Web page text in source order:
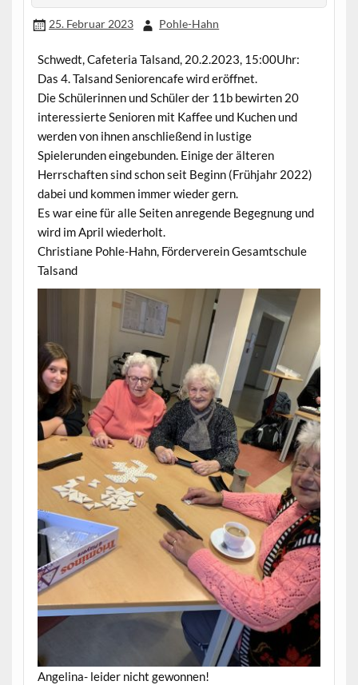
25. Februar 2023 Pohle-Hahn
Schwedt, Cafeteria Talsand, 20.2.2023, 15:00Uhr:
Das 4. Talsand Seniorencafe wird eröffnet.
Die Schülerinnen und Schüler der 11b bewirten 20
interessierte Senioren mit Kaffee und Kuchen und
werden von ihnen anschließend in lustige
Spielerunden eingebunden. Einige der älteren
Herrschaften sind schon seit Beginn (Frühjahr 2022)
dabei und kommen immer wieder gern.
Es war eine für alle Seiten anregende Begegnung und
wird im April wiederholt.
Christiane Pohle-Hahn, Förderverein Gesamtschule
Talsand
Angelina- leider nicht gewonnen!